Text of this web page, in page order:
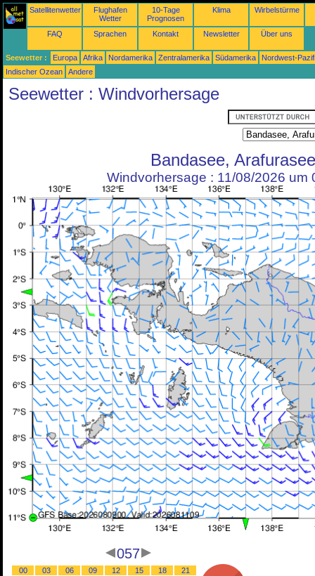
Satellitenwetter
Flughafen
Wetter
10-Tage
Prognosen
Klima Wirbelstürme
FAQ Sprachen Kontakt Newsletter Über uns
Seewetter : Europa Afrika Nordamerika Zentralamerika Südamerika
Nordwest-
Indischer Ozean
Andere
Seewetter : Windvorhersage
Bandasee, Arafurasee
Windvorhersage : 11/08/2026 um
057
00 03 06 09 12 15 18
21